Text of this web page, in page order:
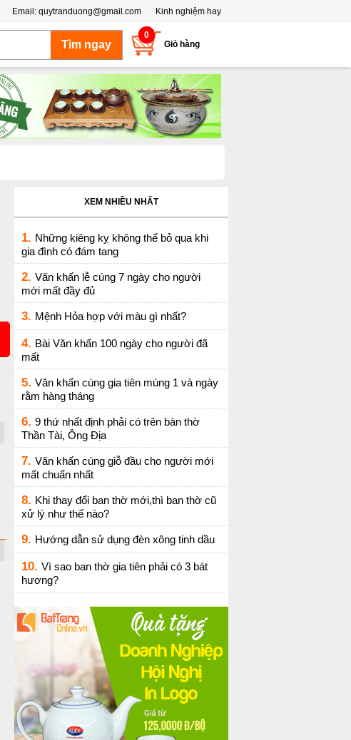
Email: quytranduong@gmail.com Kinh nghiệm hay
0
Giỏ hàng
XEM NHIỀU NHẤT
1. Những kiêng kỵ không thể bỏ qua khi
gia đình có đám tang
2. Văn khấn lễ cúng 7 ngày cho người
mới mất đầy đủ
3. Mệnh Hỏa hợp với màu gì nhất?
4. Bài Văn khấn 100 ngày cho người đã
mất
5. Văn khấn cúng gia tiên mùng 1 và ngày
rằm hàng tháng
6. 9 thứ nhất định phải có trên bàn thờ
Thần Tài, Ông Địa
7. Văn khấn cúng giỗ đầu cho người mới
mất chuẩn nhất
8. Khi thay đổi ban thờ mới,thì ban thờ cũ
xử lý như thế nào?
9. Hướng dẫn sử dụng đèn xông tinh dầu
10. Vì sao ban thờ gia tiên phải có 3 bát
hương?